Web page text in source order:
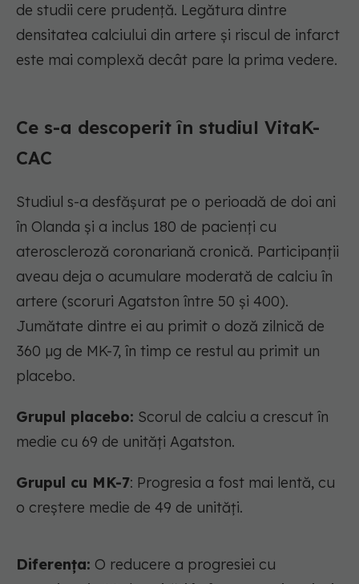
de studii cere prudență. Legătura dintre
densitatea calciului din artere și riscul de infarct
este mai complexă decât pare la prima vedere.
Ce s-a descoperit în studiul VitaK-
CAC
Studiul s-a desfășurat pe o perioadă de doi ani
în Olanda și a inclus 180 de pacienți cu
ateroscleroză coronariană cronică. Participanții
aveau deja o acumulare moderată de calciu în
artere (scoruri Agatston între 50 și 400).
Jumătate dintre ei au primit o doză zilnică de
360 µg de MK-7, în timp ce restul au primit un
placebo.
Grupul placebo: Scorul de calciu a crescut în
medie cu 69 de unități Agatston.
Grupul cu MK-7: Progresia a fost mai lentă, cu
o creștere medie de 49 de unități.
Diferența: O reducere a progresiei cu